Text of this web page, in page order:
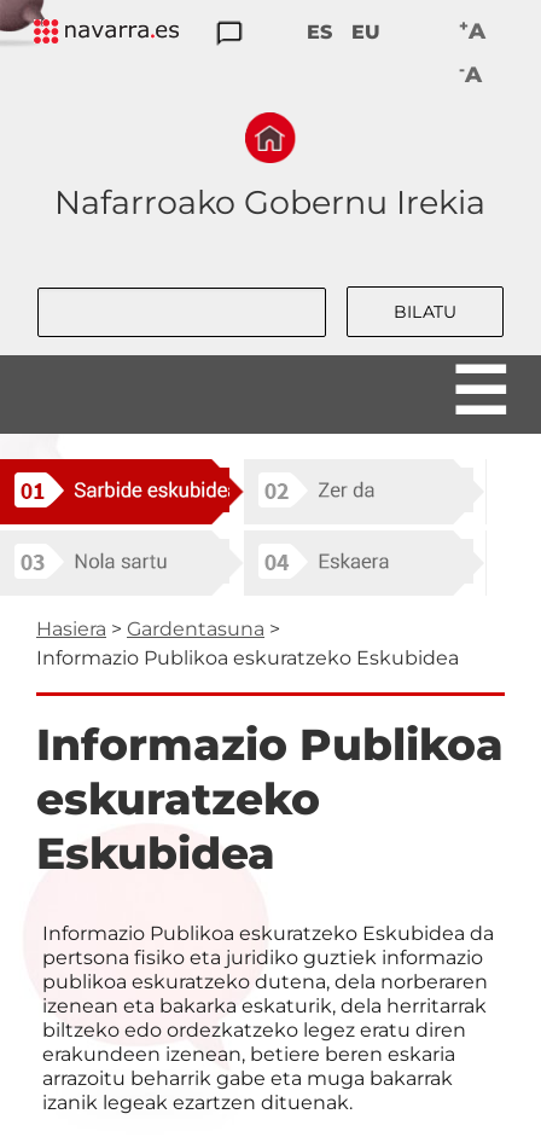
Skip
to
Nafarroako Gobernu Irekia
ES EU +A
-A
Breadcrumb
Hasiera
Gardentasuna
Informazio Publikoa eskuratzeko Eskubidea
Informazio Publikoa
eskuratzeko
Eskubidea
Informazio Publikoa eskuratzeko Eskubidea da
pertsona fisiko eta juridiko guztiek informazio
publikoa eskuratzeko dutena, dela norberaren
izenean eta bakarka eskaturik, dela herritarrak
biltzeko edo ordezkatzeko legez eratu diren
erakundeen izenean, betiere beren eskaria
arrazoitu beharrik gabe eta muga bakarrak
izanik legeak ezartzen dituenak.